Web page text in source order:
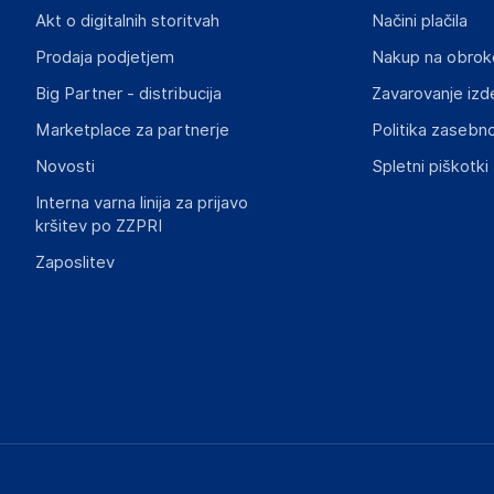
Akt o digitalnih storitvah
Prodaja podjetjem
Big Partner - distribucija
Marketplace za partnerje
Novosti
Interna varna linija za prijavo
kršitev po ZZPRI
Zaposlitev
Načini plačila
Nakup na
Zavarovanje
Politika
Spletni piškotki